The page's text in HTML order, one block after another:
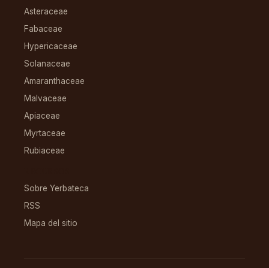
Asteraceae
Fabaceae
Hypericaceae
Solanaceae
Amaranthaceae
Malvaceae
Apiaceae
Myrtaceae
Rubiaceae
Sobre Yerbateca
RSS
Mapa del sitio